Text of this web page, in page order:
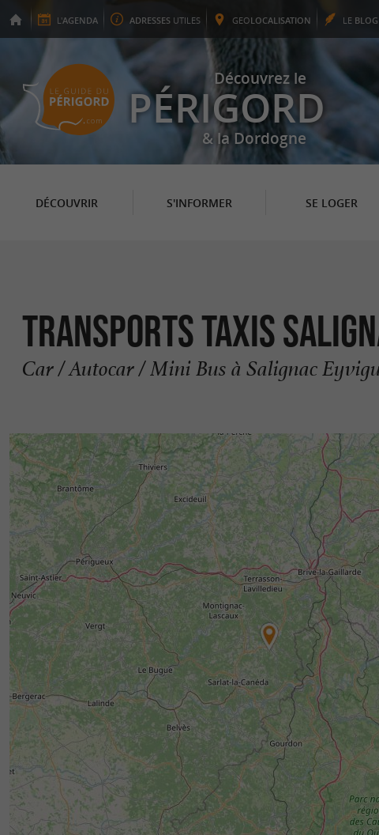
L'AGENDA ADRESSES UTILES GEOLOCALISATION LE BLOG
Découvrez le
PÉRIGORD
& la Dordogne
DÉCOUVRIR S'INFORMER SE LOGER
Transports Taxis
Car / Autocar / Mini Bus à Salignac